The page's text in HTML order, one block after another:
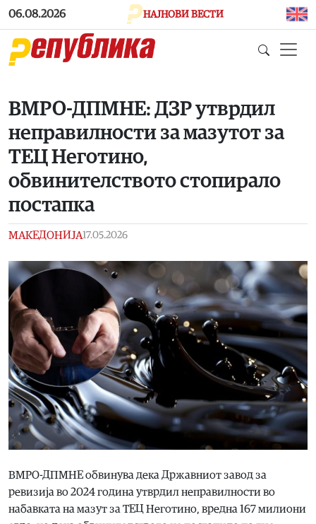
Skip to main content
06.08.2026 НАЈНОВИ ВЕСТИ
ВМРО-ДПМНЕ: ДЗР утврдил
неправилности за мазутот за
ТЕЦ Неготино,
обвинителството стопирало
постапка
МАКЕДОНИЈА17.05.2026
ВМРО-ДПМНЕ обвинува дека Државниот завод за
ревизија во 2024 година утврдил неправилности во
набавката на мазут за ТЕЦ Неготино, вредна 167 милиони